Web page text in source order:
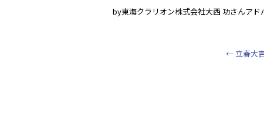
by東海クラリオン株式会社大西 功さんアド
← 立春大